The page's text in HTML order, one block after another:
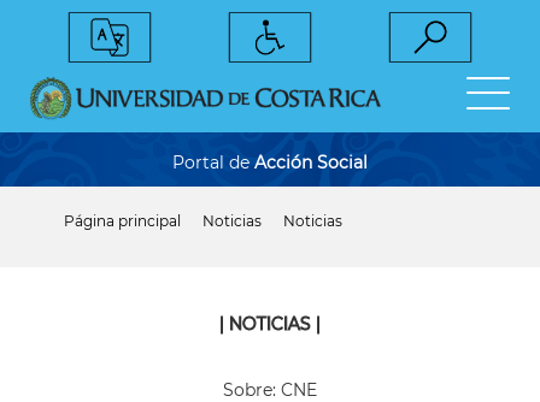
Portal de Acción Social
Página principal Noticias Noticias
| NOTICIAS |
Sobre: CNE